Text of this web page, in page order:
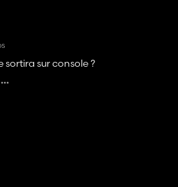
sortira sur console ?